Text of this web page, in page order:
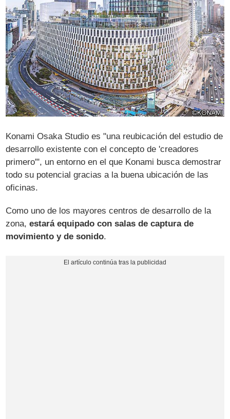
Konami Osaka Studio es "una reubicación del estudio de
desarrollo existente con el concepto de 'creadores
primero'", un entorno en el que Konami busca demostrar
todo su potencial gracias a la buena ubicación de las
oficinas.
Como uno de los mayores centros de desarrollo de la
zona,estará equipado con salas de captura de
movimiento y de sonido.